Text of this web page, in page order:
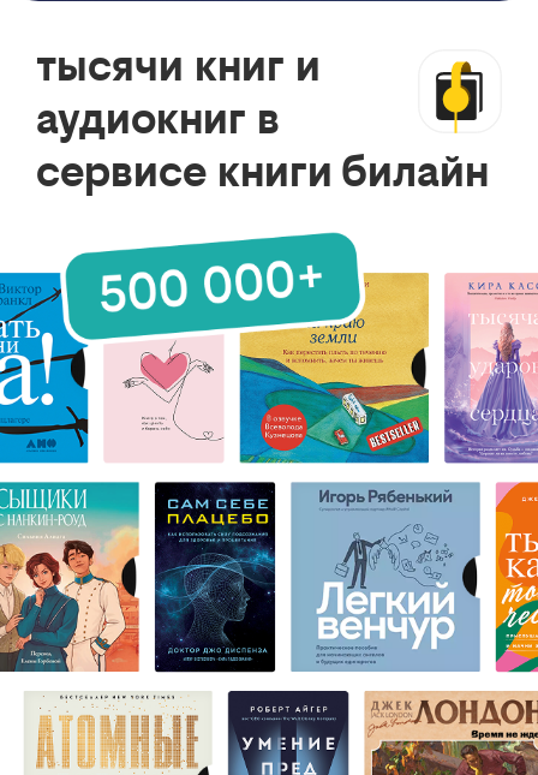
тысячи книг и
аудиокниг в
сервисе книги билайн